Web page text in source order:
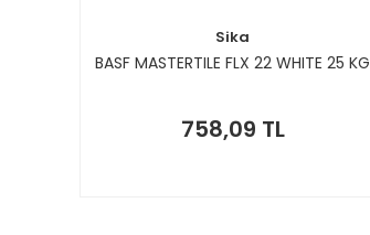
Sika
BASF MASTERTILE FLX 22 WHITE 25 KG
758,09 TL